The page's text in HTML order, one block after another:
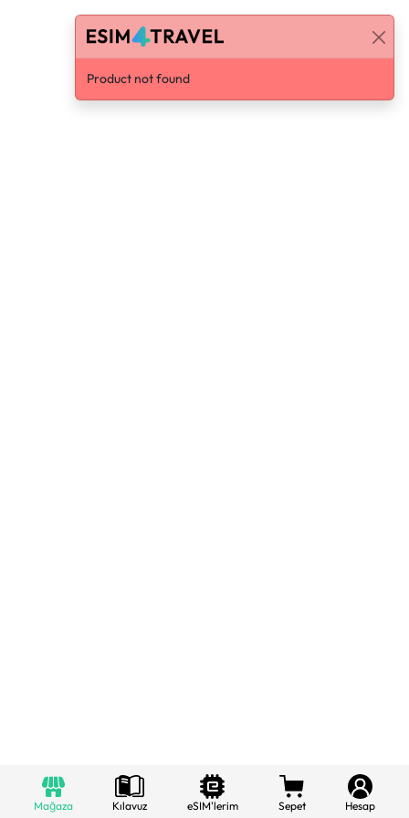
Mağaza Kılavuz eSIM'lerim Sepet Hesap
Product not found